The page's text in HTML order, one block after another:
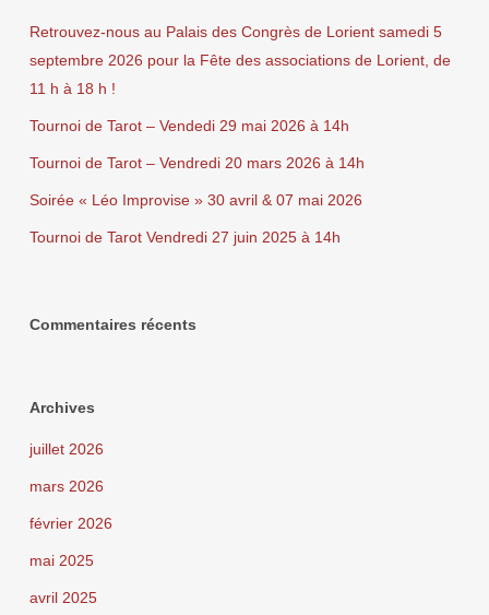
Retrouvez-nous au Palais des Congrès de Lorient samedi 5
septembre 2026 pour la Fête des associations de Lorient, de
11 h à 18 h !
Tournoi de Tarot – Vendedi 29 mai 2026 à 14h
Tournoi de Tarot – Vendredi 20 mars 2026 à 14h
Soirée « Léo Improvise » 30 avril & 07 mai 2026
Tournoi de Tarot Vendredi 27 juin 2025 à 14h
Commentaires récents
Archives
juillet 2026
mars 2026
février 2026
mai 2025
avril 2025